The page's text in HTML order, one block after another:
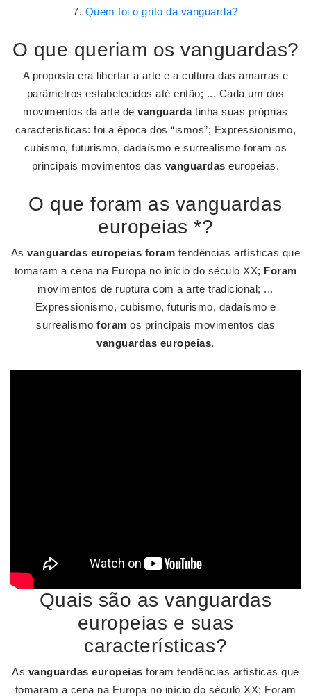
Quem foi o grito da vanguarda?
O que queriam os vanguardas?
A proposta era libertar a arte e a cultura das amarras e
parâmetros estabelecidos até então; ... Cada um dos
movimentos da arte devanguardatinha suas próprias
características: foi a época dos “ismos”; Expressionismo,
cubismo, futurismo, dadaísmo e surrealismo foram os
principais movimentos das vanguardas europeias.
O que foram as vanguardas
europeias *?
Asvanguardas europeias foram tendências artísticas que
tomaram a cena na Europa no início do século XX; Foram
movimentos de ruptura com a arte tradicional; ...
Expressionismo, cubismo, futurismo, dadaísmo e
surrealismo foram os principais movimentos das
vanguardas europeias.
Quais são as vanguardas
europeias e suas
características?
As vanguardas europeias foram tendências artísticas que
tomaram a cena na Europa no início do século XX; Foram